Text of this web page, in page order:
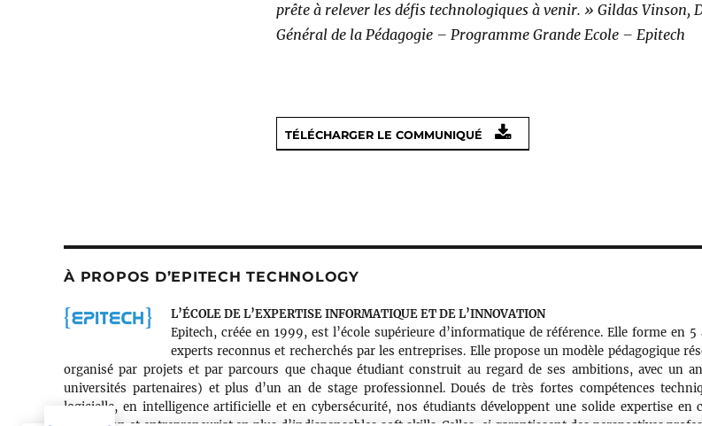
prête à relever les défis technologiques à venir. » Gildas Vinson,
Général de la Pédagogie – Programme Grande Ecole – Epitech
TÉLÉCHARGER LE COMMUNIQUÉ
À PROPOS D’EPITECH TECHNOLOGY
L’ÉCOLE DE L’EXPERTISE INFORMATIQUE ET DE L’INNOVATION
Epitech, créée en 1999, est l’école supérieure d’informatique de référence. Elle forme en 5
experts reconnus et recherchés par les entreprises. Elle propose un modèle pédagogique
organisé par projets et par parcours que chaque étudiant construit au regard de ses ambitions, avec un
universités partenaires) et plus d’un an de stage professionnel. Doués de très fortes compétences
logicielle, en intelligence artificielle et en cybersécurité, nos étudiants développent une solide expertise en